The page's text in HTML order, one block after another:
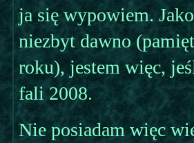
ja się wypowiem.
niezbyt dawno
roku), jestem więc,
fali 2008.
Nie posiadam więc